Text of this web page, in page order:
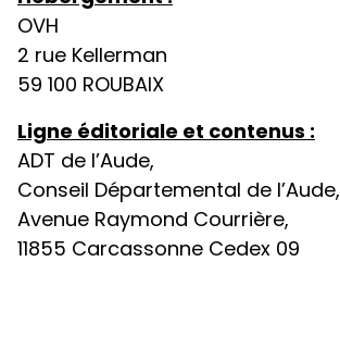
OVH
2 rue Kellerman
59 100 ROUBAIX
Ligne éditoriale et contenus :
ADT de l’Aude,
Conseil Départemental de l’Aude,
Avenue Raymond Courrière,
11855 Carcassonne Cedex 09